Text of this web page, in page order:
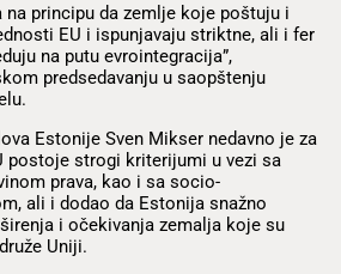
na principu da zemlje koje poštuju i
EU i ispunjavaju striktne, ali i fer
na putu evrointegracija”,
predsedavanju u saopštenju
Estonije Sven Mikser nedavno je za
postoje strogi kriterijumi u vezi sa
prava, kao i sa socio-
ali i dodao da Estonija snažno
i očekivanja zemalja koje su
Uniji.